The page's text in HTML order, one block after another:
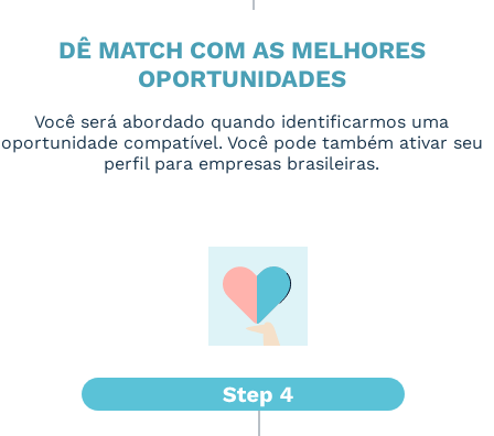
DÊ MATCH COM AS MELHORES
OPORTUNIDADES
Você será abordado quando identificarmos uma
oportunidade compatível. Você pode também ativar seu
perfil para empresas brasileiras.